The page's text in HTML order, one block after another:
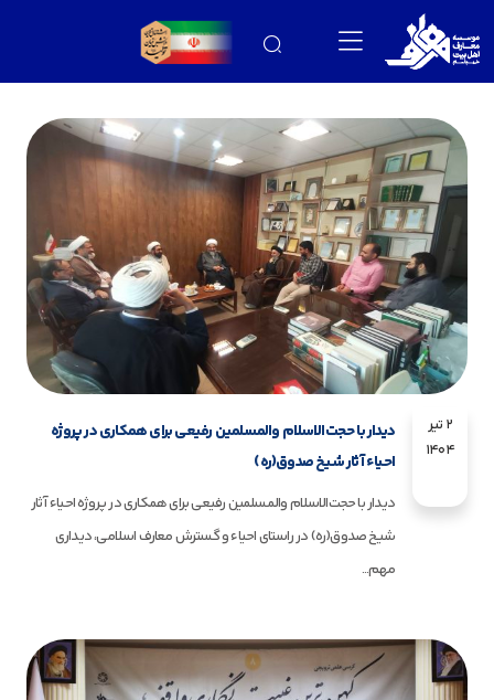
2 تیر
1404
دیدار با حجت‌الاسلام والمسلمین رفیعی برای همکاری در پروژه
احیاء آثار شیخ صدوق(ره)
دیدار با حجت‌الاسلام والمسلمین رفیعی برای همکاری در پروژه احیاء آثار
شیخ صدوق(ره) در راستای احیاء و گسترش معارف اسلامی، دیداری
مهم...